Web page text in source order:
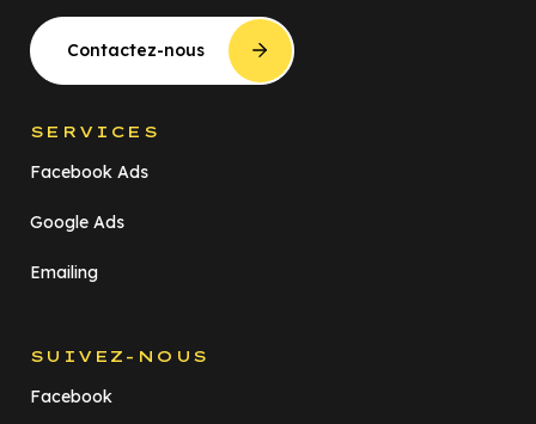
Contactez-nous
SERVICES
Facebook Ads
Google Ads
Emailing
SUIVEZ-NOUS
Facebook